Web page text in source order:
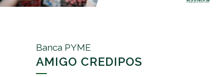
Banca PYME
AMIGO CREDIPOS